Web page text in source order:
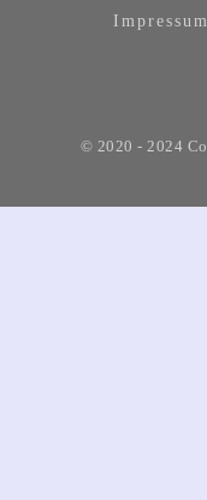
Impressum
© 2020 - 2024